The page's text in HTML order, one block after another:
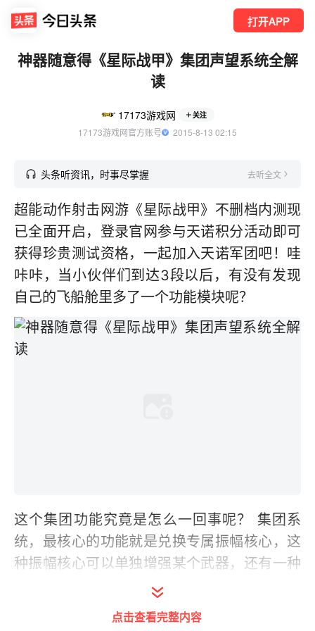
打开APP
神器随意得《星际战甲》集团声望系统全解
读
17173游戏网 关注
17173游戏网官方账号
  2015-8-13 02:15
头条听资讯，时事尽掌握 去听全文
超能动作射击网游《星际战甲》不删档内测现
已全面开启，登录官网参与天诺积分活动即可
获得珍贵测试资格，一起加入天诺军团吧！哇
咔咔，当小伙伴们到达3段以后，有没有发现
自己的飞船舱里多了一个功能模块呢？
这个集团功能究竟是怎么一回事呢？ 集团系
统，最核心的功能就是兑换专属振幅核心，这
种振幅核心可以单独增强某个武器，还有一种
技能强化振幅核心则可以针对性强化某个战甲
技能，改变这个技能的效果，达到战甲技能多
点击查看完整内容